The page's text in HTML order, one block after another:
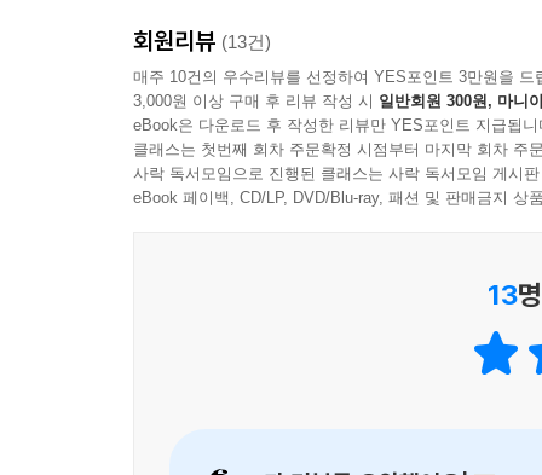
회원리뷰 (13건)
매주 10건의 우수리뷰를 선정하여 YES포인트 3만원을 드
3,000원 이상 구매 후 리뷰 작성 시 일반회원 300원, 마니
eBook은 다운로드 후 작성한 리뷰만 YES포인트 지급됩니
클래스는 첫번째 회차 주문확정 시점부터 마지막 회차 주
사락 독서모임으로 진행된 클래스는 사락 독서모임 게시
eBook 페이백, CD/LP, DVD/Blu-ray, 패션 및 판매금지 상
13